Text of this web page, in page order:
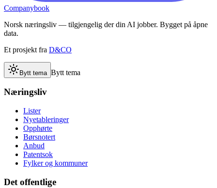
Companybook
Norsk næringsliv — tilgjengelig der din AI jobber. Bygget på åpne
data.
Et prosjekt fra D&CO
Bytt tema Bytt tema
Næringsliv
Lister
Nyetableringer
Opphørte
Børsnotert
Anbud
Patentsok
Fylker og kommuner
Det offentlige